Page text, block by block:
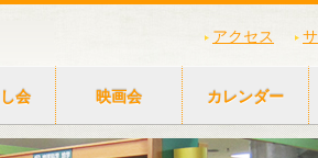
アクセス
会 映画会 カレンダー